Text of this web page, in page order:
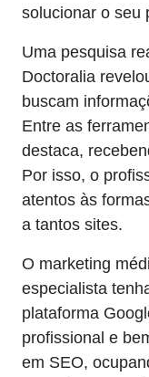
solucionar o seu
Uma pesquisa
Doctoralia
buscam
Entre as
destaca,
Por isso, o
atentos às
a tantos sites.
O marketing
especialista
plataforma
profissional e
em SEO,